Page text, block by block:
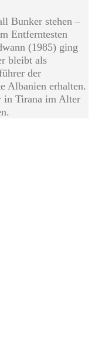
Bunker stehen –
Entferntesten
(1985) ging
bleibt als
der
Albanien erhalten.
in Tirana im Alter